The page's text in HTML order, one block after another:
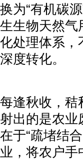
换为“有机碳
生生物天然气
化处理体系，
深度转化。
每逢秋收，秸
射出的是农业
在于“疏堵结
业，将农户手